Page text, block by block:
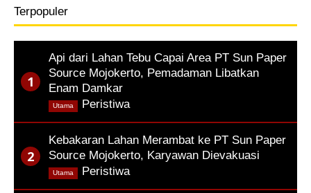
Terpopuler
Api dari Lahan Tebu Capai Area PT Sun Paper
Source Mojokerto, Pemadaman Libatkan
Enam Damkar
Peristiwa,
Utama
Kebakaran Lahan Merambat ke PT Sun Paper
Source Mojokerto, Karyawan Dievakuasi
Peristiwa,
Utama